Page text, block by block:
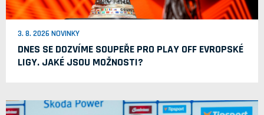
3. 8. 2026 NOVINKY
DNES SE DOZVÍME SOUPEŘE PRO PLAY OFF EVROPSKÉ
LIGY. JAKÉ JSOU MOŽNOSTI?